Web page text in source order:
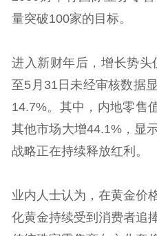
量突破100家的目标。
进入新财年后，增长势头
至5月31日未经审核数据
14.7%。其中，内地零售
其他市场大增44.1%，显
战略正在持续释放红利。
业内人士认为，在黄金价
化黄金持续受到消费者追